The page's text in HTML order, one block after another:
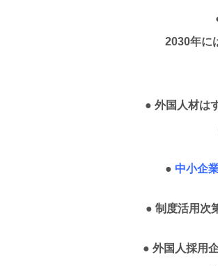
2030年に
● 外国人材は
● 中小企
● 制度活用次
● 外国人採用